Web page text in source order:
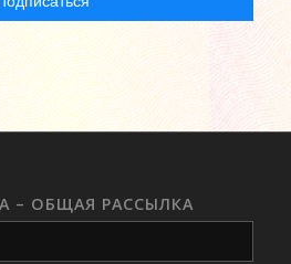
– ОБЩАЯ РАССЫЛКА